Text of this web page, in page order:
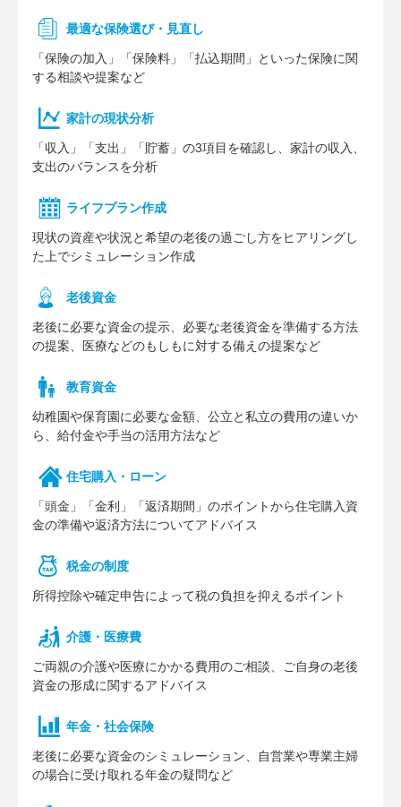
最適な保険選び・見直し
「保険の加入」「保険料」「払込期間」といった保険に関
する相談や提案など
家計の現状分析
「収入」「支出」「貯蓄」の3項目を確認し、家計の収入、
支出のバランスを分析
ライフプラン作成
現状の資産や状況と希望の老後の過ごし方をヒアリングし
た上でシミュレーション作成
⽼後資⾦
老後に必要な資金の提示、必要な老後資金を準備する方法
の提案、医療などのもしもに対する備えの提案など
教育資金
幼稚園や保育園に必要な⾦額、公⽴と私⽴の費⽤の違いか
ら、給付⾦や⼿当の活⽤⽅法など
住宅購⼊・ローン
「頭⾦」「⾦利」「返済期間」のポイントから住宅購⼊資
⾦の準備や返済⽅法についてアドバイス
税⾦の制度
所得控除や確定申告によって税の負担を抑えるポイント
介護・医療費
ご両親の介護や医療にかかる費⽤のご相談、ご⾃⾝の⽼後
資⾦の形成に関するアドバイス
年⾦・社会保険
⽼後に必要な資⾦のシミュレーション、⾃営業や専業主婦
の場合に受け取れる年⾦の疑問など